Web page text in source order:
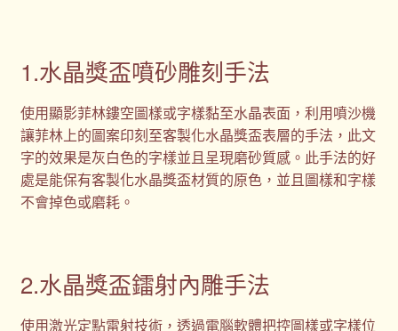
1.水晶獎盃噴砂雕刻手法
使用顯影菲林鏤空圖樣或字樣黏至水晶表面，利用噴沙機
讓菲林上的圖案印刻至客製化水晶獎盃表層的手法，此文
字的效果是灰白色的字樣並且呈現磨砂質感。此手法的好
處是能保有客製化水晶獎盃材質的原色，並且圖樣和字樣
不會掉色或磨耗。
2.水晶獎盃鐳射內雕手法
使用激光定點雷射技術，透過電腦軟體把控圖樣或字樣位